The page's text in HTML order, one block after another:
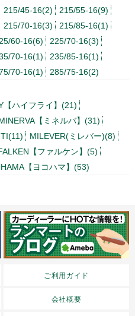
215/45-16(2)
215/55-16(9)
215/70-16(3)
215/85-16(1)
60-16(6)
225/70-16(3)
70-16(1)
235/85-16(1)
70-16(1) 285/75-16(2)
【ハイフライ】(21)
【ミネルバ】(31)
MILEVER(ミレバー)(8)
【ファルケン】(5)
【ヨコハマ】(53)
ご利用ガイド
会社概要